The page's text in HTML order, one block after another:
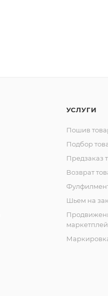
УСЛУГИ
Пошив
Подбор
Предзаказ
Возврат
Шьем на